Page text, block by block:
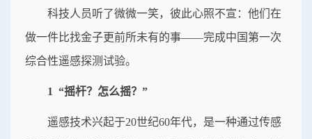
科技人员听了微微一笑，彼此心照不宣：他们在
做一件比找金子更前所未有的事——完成中国第一次
综合性遥感探测试验。
1 “摇杆？怎么摇？”
遥感技术兴起于20世纪60年代，是一种通过传感